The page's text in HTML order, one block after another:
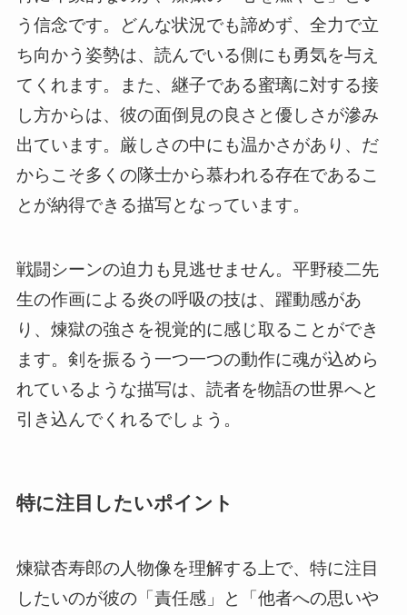
う信念です。どんな状況でも諦めず、全力で立
ち向かう姿勢は、読んでいる側にも勇気を与え
てくれます。また、継子である蜜璃に対する接
し方からは、彼の面倒見の良さと優しさが滲み
出ています。厳しさの中にも温かさがあり、だ
からこそ多くの隊士から慕われる存在であるこ
とが納得できる描写となっています。
戦闘シーンの迫力も見逃せません。平野稜二先
生の作画による炎の呼吸の技は、躍動感があ
り、煉獄の強さを視覚的に感じ取ることができ
ます。剣を振るう一つ一つの動作に魂が込めら
れているような描写は、読者を物語の世界へと
引き込んでくれるでしょう。
特に注目したいポイント
煉獄杏寿郎の人物像を理解する上で、特に注目
したいのが彼の「責任感」と「他者への思いや